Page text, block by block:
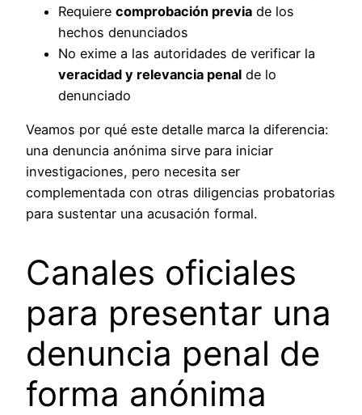
Requiere comprobación previa de los
hechos denunciados
No exime a las autoridades de verificar la
veracidad y relevancia penal de lo
denunciado
Veamos por qué este detalle marca la diferencia:
una denuncia anónima sirve para iniciar
investigaciones, pero necesita ser
complementada con otras diligencias probatorias
para sustentar una acusación formal.
Canales oficiales
para presentar una
denuncia penal de
forma anónima